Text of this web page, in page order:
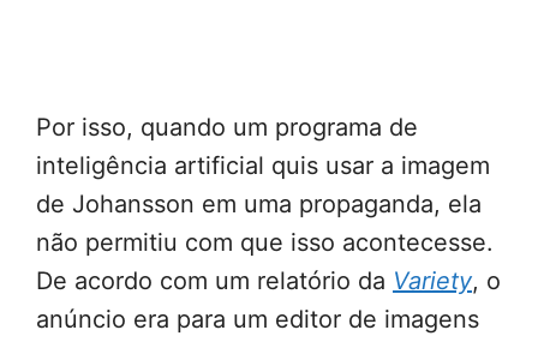
Por isso, quando um programa de
inteligência artificial quis usar a imagem
de Johansson em uma propaganda, ela
não permitiu com que isso acontecesse.
De acordo com um relatório da Variety, o
anúncio era para um editor de imagens